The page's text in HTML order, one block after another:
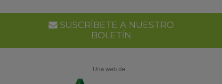
SUSCRÍBETE A NUESTRO
BOLETÍN
Una web de: